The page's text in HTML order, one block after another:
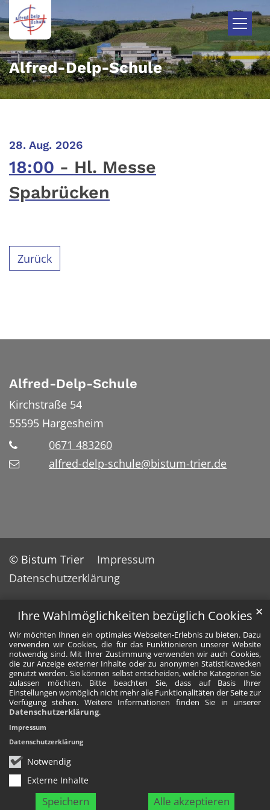
Ihre Wahlmöglichkeiten bezüglich Cookies
Wir möchten Ihnen ein optimales Webseiten-Erlebnis zu bieten. Dazu
verwenden wir Cookies, die für das Funktionieren unserer Website
notwendig sind. Mit Ihrer Zustimmung verwenden wir auch Cookies,
die zur Anzeige externer Inhalte oder zu anonymen Statistikzwecken
genutzt werden. Sie können selbst entscheiden, welche Kategorien Sie
zulassen möchten. Bitte beachten Sie, dass auf Basis Ihrer
Einstellungen womöglich nicht mehr alle Funktionalitäten der Seite zur
Verfügung stehen. Weitere Informationen finden Sie in unserer
Datenschutzerklärung.
Notwendig
Externe Inhalte
Speichern Alle akzeptieren
✕
Impressum
Datenschutzerklärung
Zum Inhalt springen
Alfred-Delp-Schule
28. Aug. 2026:
18:00
Hl. Messe
Spabrücken
Zurück
Alfred-Delp-Schule
Kirchstraße 54
55595 Hargesheim
0671 483260
alfred-delp-schule@bistum-trier.de
© Bistum Trier
Impressum
Datenschutzerklärung